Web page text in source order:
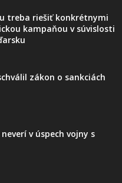
treba riešiť konkrétnymi
kampaňou v súvislosti
zákon o sankciách
v úspech vojny s